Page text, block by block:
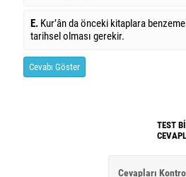
E. Kur’ân da önceki kitaplara
tarihsel olması gerekir.
Cevabı Göster
TEST